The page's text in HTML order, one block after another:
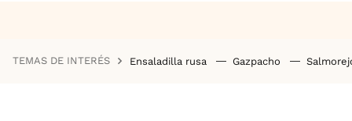
TEMAS DE INTERÉS Ensaladilla rusa Gazpacho